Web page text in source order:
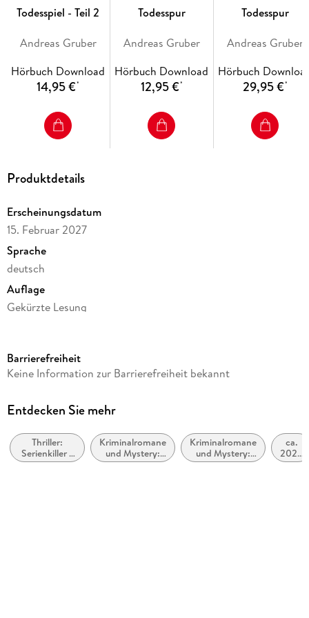
Todesspiel - Teil 2
Andreas Gruber
Hörbuch Download
14,95 €*
Todesspur
Andreas Gruber
Hörbuch Download
12,95 €*
Todesspur
Andreas Gruber
Hörbuch
29,95 €*
Produktdetails
Erscheinungsdatum
15. Februar 2027
Sprache
deutsch
Auflage
Gekürzte Lesung
Laufzeit
Reihe
Autor/Autorin
Andreas Gruber
Barrierefreiheit
Keine Information zur Barrierefreiheit bekannt
Entdecken Sie mehr
Thriller:
Serienkiller /
Serienmörder
Kriminalromane
und Mystery:
Polizeiarbeit &
Kriminalromane
und Mystery:
weibliche
ca.
2020
bis